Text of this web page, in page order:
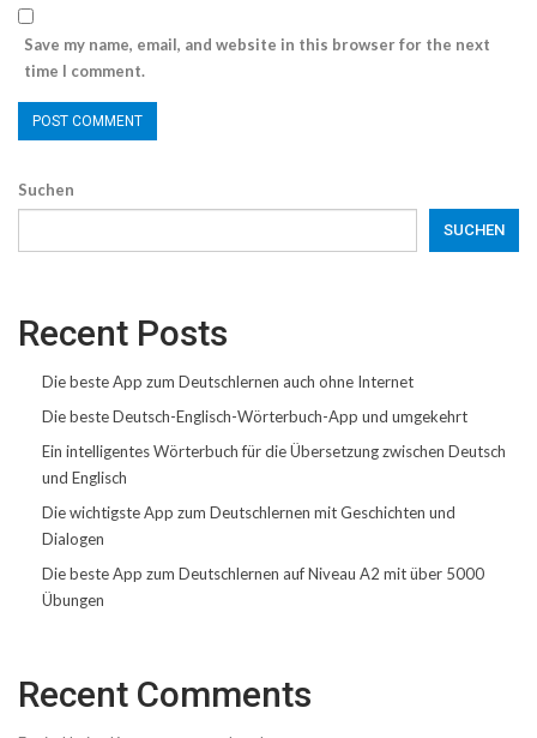
Save my name, email, and website in this browser for the next
time I comment.
Suchen
SUCHEN
Recent Posts
Die beste App zum Deutschlernen auch ohne Internet
Die beste Deutsch-Englisch-Wörterbuch-App und umgekehrt
Ein intelligentes Wörterbuch für die Übersetzung zwischen Deutsch
und Englisch
Die wichtigste App zum Deutschlernen mit Geschichten und
Dialogen
Die beste App zum Deutschlernen auf Niveau A2 mit über 5000
Übungen
Recent Comments